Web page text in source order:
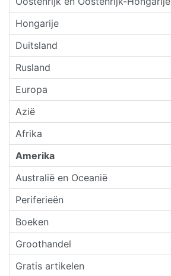
Hongarije
Duitsland
Rusland
Europa
Azië
Afrika
Amerika
Australië en Oceanië
Periferieën
Boeken
Groothandel
Gratis artikelen